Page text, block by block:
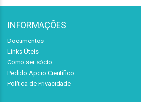
INFORMAÇÕES
Documentos
Links Úteis
Como ser sócio
Pedido Apoio Científico
Política de Privacidade